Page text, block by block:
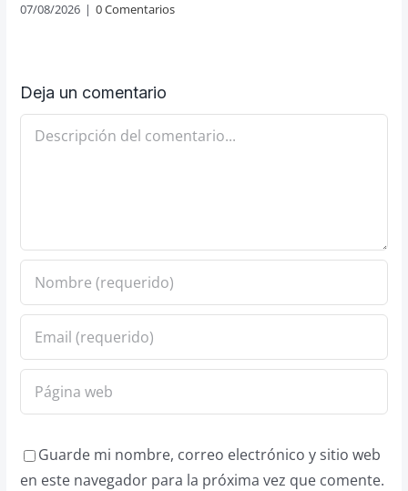
07/08/2026 | 0 Comentarios
Deja un comentario
Comentario
Guarde mi nombre, correo electrónico y sitio web
en este navegador para la próxima vez que comente.